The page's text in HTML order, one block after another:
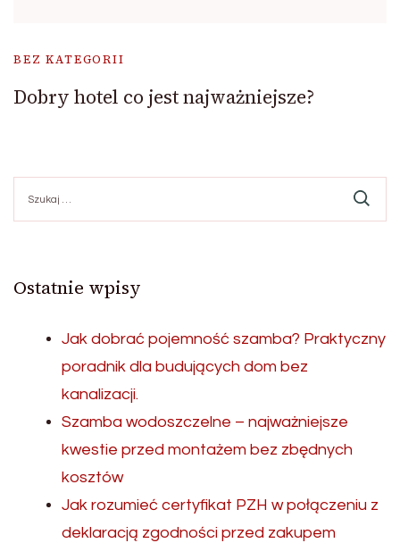
BEZ KATEGORII
Dobry hotel co jest najważniejsze?
Ostatnie wpisy
Jak dobrać pojemność szamba? Praktyczny
poradnik dla budujących dom bez
kanalizacji.
Szamba wodoszczelne – najważniejsze
kwestie przed montażem bez zbędnych
kosztów
Jak rozumieć certyfikat PZH w połączeniu z
deklaracją zgodności przed zakupem